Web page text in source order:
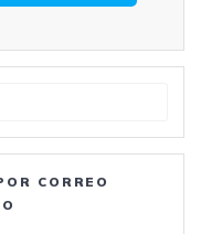
CORREO